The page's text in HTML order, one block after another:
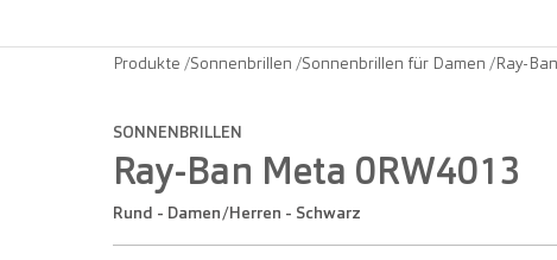
Produkte /Sonnenbrillen /Sonnenbrillen für Damen /Ray-
SONNENBRILLEN
Ray-Ban Meta 0RW4013
Rund - Damen/Herren - Schwarz